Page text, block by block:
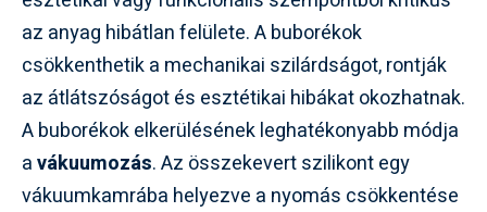
az anyag hibátlan felülete. A buborékok
csökkenthetik a mechanikai szilárdságot, rontják
az átlátszóságot és esztétikai hibákat okozhatnak.
A buborékok elkerülésének leghatékonyabb módja
avákuumozás. Az összekevert szilikont egy
vákuumkamrába helyezve a nyomás csökkentése